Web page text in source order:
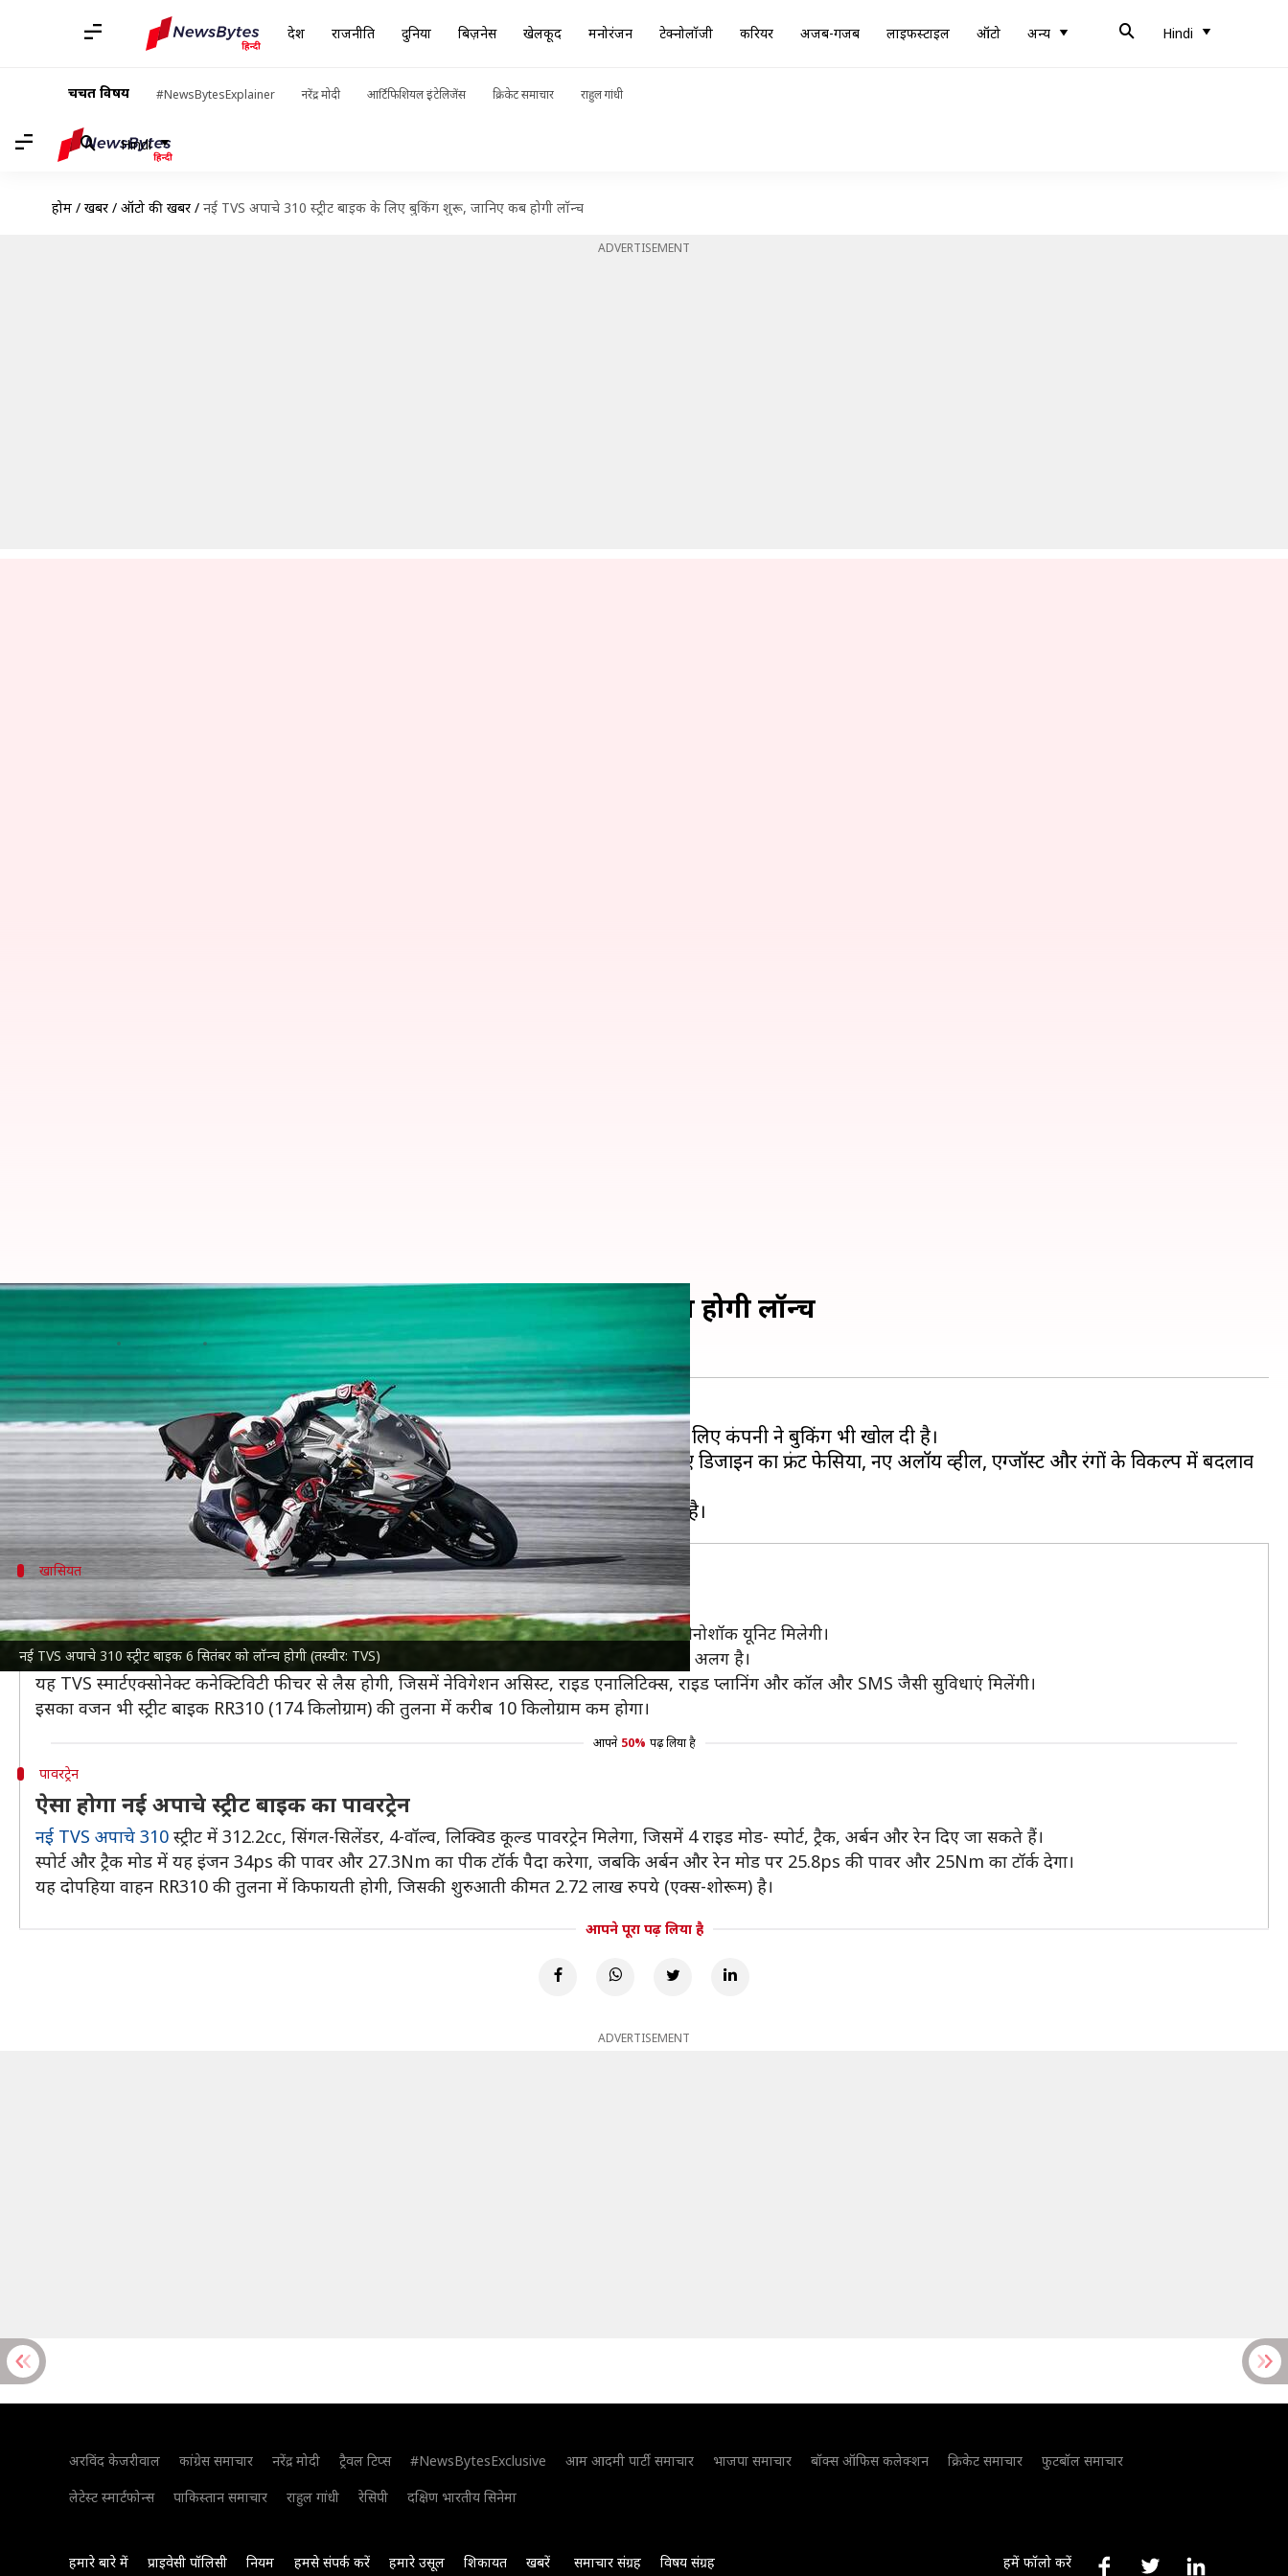
देश राजनीति दुनिया बिज़नेस खेलकूद मनोरंजन टेक्नोलॉजी करियर अजब-गजब लाइफस्टाइल ऑटो अन्य Hindi
चर्चित विषय #NewsBytesExplainer नरेंद्र मोदी आर्टिफिशियल इंटेलिजेंस क्रिकेट समाचार राहुल गांधी
Hindi
होम / खबरें / ऑटो की खबरें / नई TVS अपाचे 310 स्ट्रीट बाइक के लिए बुकिंग शुरू, जानिए कब होगी लॉन्च
ADVERTISEMENT
नई TVS अपाचे 310 स्ट्रीट बाइक 6 सितंबर को लॉन्च होगी (तस्वीर: TVS)
नई TVS अपाचे 310 स्ट्रीट बाइक के लिए बुकिंग शुरू, जानिए कब होगी लॉन्च
Aug 25, 2023 10:11 am
क्या है खबर?
TVS मोटर6 सितंबर को नई अपाचे 310 स्ट्रीट बाइक लॉन्च करने जा रही है। इस दोपहिया वाहन के लिए कंपनी ने बुकिंग भी खोल दी है।
आगामी बाइक BMW G310R और अपाचे RR310 से कुछ समानता लिए होगी। हालांकि, इसमें नए डिजाइन का फ्रंट फेसिया, नए अलॉय व्हील, एग्जॉस्ट और रंगों के विकल्प में बदलाव
देखने को मिलेंगे।
खासियत
कई कनेक्टिविटी फीचर्स से लैस होगी नई अपाचे बाइक
नई TVS अपाचे बाइक में स्प्लिट सीट डिजाइन के साथ सस्पेंशन के लिए आगे USD फोर्क और पीछे एक मोनोशॉक यूनिट मिलेगी।
लेटेस्ट बाइकमें एक नया चौकोर TFT डिस्प्ले मिलेगा, जो अपाचे RR310 की आयताकार यूनिट से बिल्कुल अलग है।
यह TVS स्मार्टएक्सोनेक्ट कनेक्टिविटी फीचर से लैस होगी, जिसमें नेविगेशन असिस्ट, राइड एनालिटिक्स, राइड प्लानिंग और कॉल और SMS जैसी सुविधाएं मिलेंगी।
इसका वजन भी स्ट्रीट बाइक RR310 (174 किलोग्राम) की तुलना में करीब 10 किलोग्राम कम होगा।
आपने 50% पढ़ लिया है
पावरट्रेन
ऐसा होगा नई अपाचे स्ट्रीट बाइक का पावरट्रेन
नई TVS अपाचे 310 स्ट्रीट में 312.2cc, सिंगल-सिलेंडर, 4-वॉल्व, लिक्विड कूल्ड पावरट्रेन मिलेगा, जिसमें 4 राइड मोड- स्पोर्ट, ट्रैक, अर्बन और रेन दिए जा सकते हैं।
स्पोर्ट और ट्रैक मोड में यह इंजन 34ps की पावर और 27.3Nm का पीक टॉर्क पैदा करेगा, जबकि अर्बन और रेन मोड पर 25.8ps की पावर और 25Nm का टॉर्क देगा।
यह दोपहिया वाहन RR310 की तुलना में किफायती होगी, जिसकी शुरुआती कीमत 2.72 लाख रुपये (एक्स-शोरूम) है।
आपने पूरा पढ़ लिया है
ADVERTISEMENT
अरविंद केजरीवाल कांग्रेस समाचार नरेंद्र मोदी ट्रैवल टिप्स #NewsBytesExclusive आम आदमी पार्टी समाचार भाजपा समाचार बॉक्स ऑफिस कलेक्शन क्रिकेट समाचार
फुटबॉल समाचार
लेटेस्ट स्मार्टफोन्स
पाकिस्तान समाचार राहुल गांधी रेसिपी दक्षिण भारतीय सिनेमा
हमारे बारे में प्राइवेसी पॉलिसी नियम हमसे संपर्क करें हमारे उसूल शिकायत खबरें समाचार संग्रह विषय संग्रह हमें फॉलो करें